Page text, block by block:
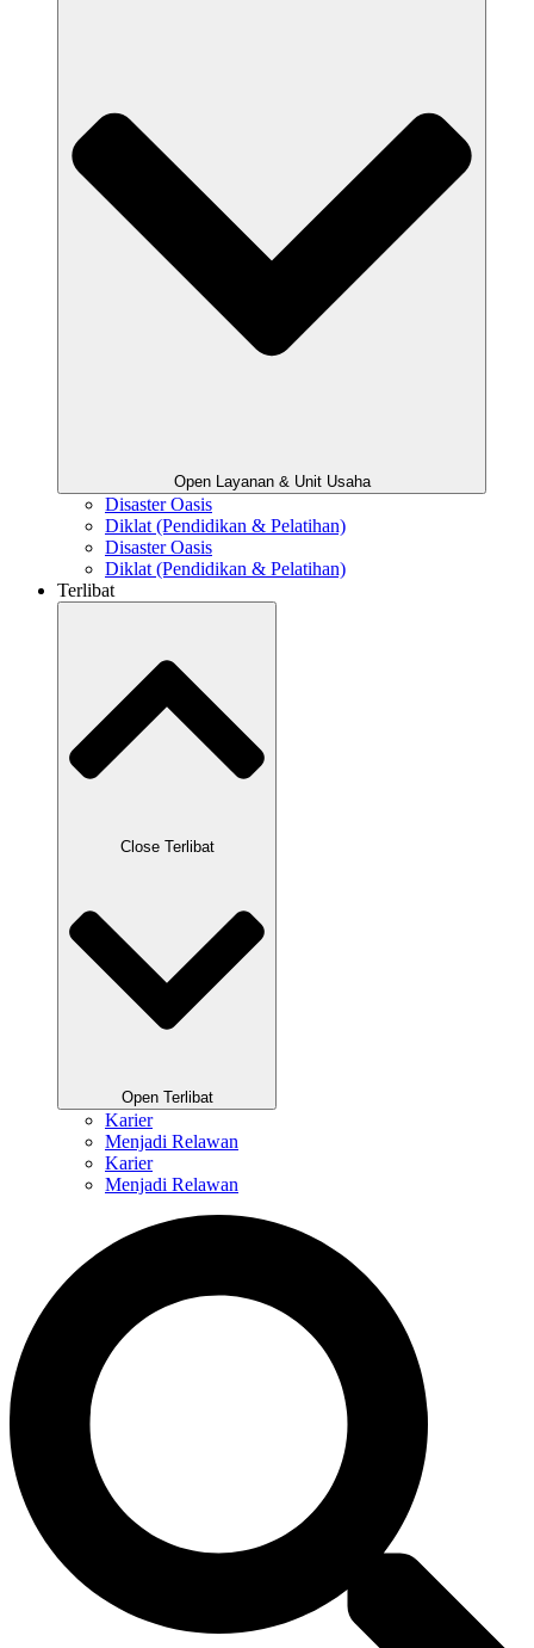
Open Layanan & Unit Usaha
Disaster Oasis
Diklat (Pendidikan & Pelatihan)
Disaster Oasis
Diklat (Pendidikan & Pelatihan)
Terlibat
Close Terlibat
Open Terlibat
Karier
Menjadi Relawan
Karier
Menjadi Relawan